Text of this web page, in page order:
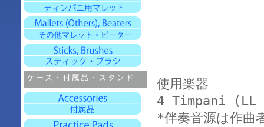
使用楽器
4 Timpani
*伴奏音源は作曲